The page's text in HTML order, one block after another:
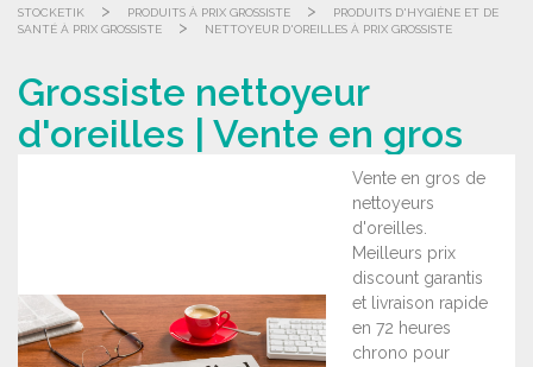
STOCKETIK > PRODUITS À PRIX GROSSISTE >
PRODUITS D'HYGIÈNE ET DE
SANTÉ À PRIX GROSSISTE
> NETTOYEUR D'OREILLES À PRIX GROSSISTE
Grossiste nettoyeur
d'oreilles | Vente en gros
Vente en gros de
nettoyeurs
d'oreilles.
Meilleurs prix
discount garantis
et livraison rapide
en 72 heures
chrono pour